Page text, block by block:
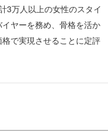
3万人以上の女性のスタイ
ヤーを務め、骨格を活か
で実現させることに定評